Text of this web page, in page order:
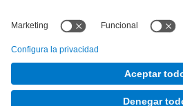
© UPCDepartamento de Matemáticas